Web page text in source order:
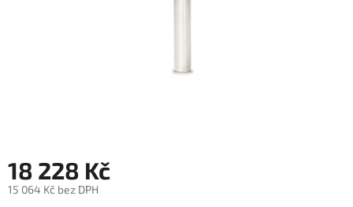
18 228 Kč
15 064 Kč bez DPH